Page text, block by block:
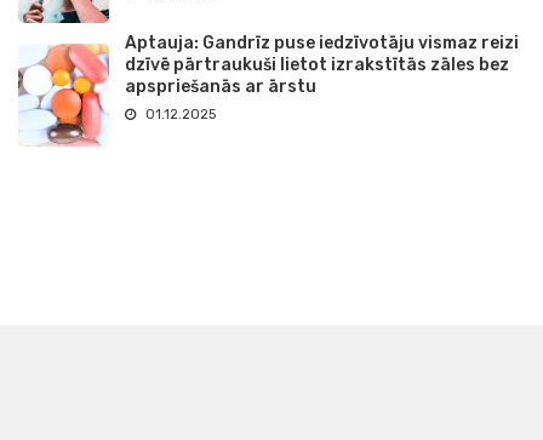
Aptauja: Gandrīz puse iedzīvotāju vismaz reizi
dzīvē pārtraukuši lietot izrakstītās zāles bez
apspriešanās ar ārstu
01.12.2025